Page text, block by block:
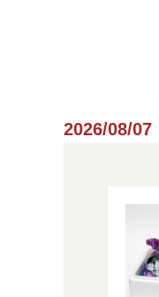
2026/08/07